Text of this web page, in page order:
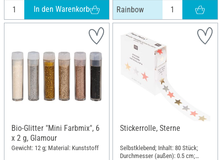
In den Warenkorb Rainbow
Bio-Glitter "Mini Farbmix", 6
x 2 g, Glamour
Gewicht: 12 g; Material: Kunststoff
Stickerrolle, Sterne
Selbstklebend; Inhalt: 80 Stück;
Durchmesser (außen): 0.5 cm;